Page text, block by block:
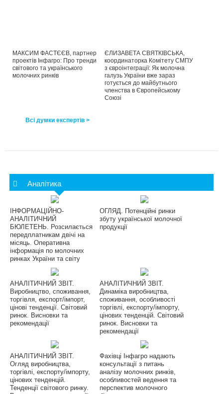
МАКСИМ ФАСТЄЄВ, партнер
проектів Інфагро: Про тренди
світового та українського
молочних ринків
ЄЛИЗАВЕТА СВЯТКІВСЬКА,
координаторка Комітету СМПУ
з євроінтеграції: Як молочна
галузь України вже зараз
готується до майбутнього
членства в Європейському
Союзі
Всі думки експертів >
Аналітика
ІНФОРМАЦІЙНО-
АНАЛІТИЧНИЙ
БЮЛЕТЕНЬ. Розсилається
передплатникам двічі на
місяць. Оперативна
інформація по молочних
ринках України та світу
ОГЛЯД. Потенційні ринки
збуту української молочної
продукції
АНАЛІТИЧНИЙ ЗВІТ.
Виробництво, споживання,
торгівля, експорт/імпорт,
цінові тенденції. Світовий
ринок. Висновки та
рекомендації
АНАЛІТИЧНИЙ ЗВІТ.
Динаміка виробництва,
споживання, особливості
торгівлі, експорту/імпорту,
цінових тенденцій. Світовий
ринок. Висновки та
рекомендації
АНАЛІТИЧНИЙ ЗВІТ.
Огляд виробництва,
торгівлі, експорту/імпорту,
цінових тенденцій.
Тенденції світового ринку.
Фахівці Інфагро надають
консультації з питань
аналізу молочних ринків,
особливостей ведення та
перспектив молочного